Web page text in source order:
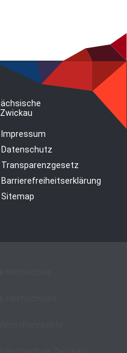
Impressum
Datenschutz
Transparenzgesetz
Barrierefreiheitserklärung
Sitemap